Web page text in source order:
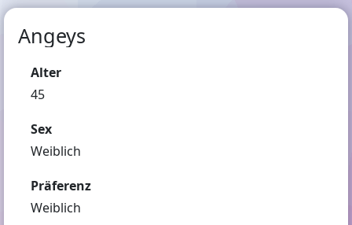
Angeys
Alter
45
Sex
Weiblich
Präferenz
Weiblich